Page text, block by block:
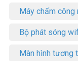
Máy chấm công
Bộ phát sóng
Màn hình tương